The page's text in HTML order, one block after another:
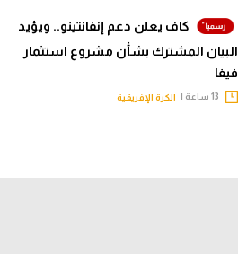
كاف يعلن دعم إنفانتينو.. ويؤيد
البيان المشترك بشأن مشروع استثمار
فيفا
الكرة الإفريقية